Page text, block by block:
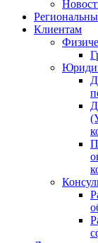
Клиентам